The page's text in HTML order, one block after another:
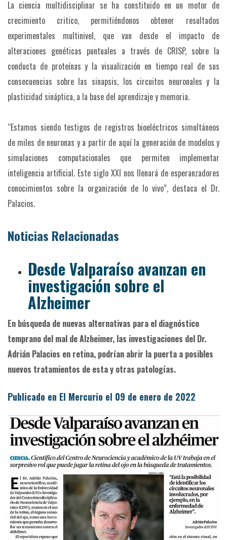
La ciencia multidisciplinar se ha constituido en un motor de
crecimiento critico, permitiéndonos obtener resultados
experimentales multinivel, que van desde el impacto de
alteraciones genéticas puntuales a través de CRISP, sobre la
conducta de proteínas y la visualización en tiempo real de sus
consecuencias sobre las sinapsis, los circuitos neuronales y la
plasticidad sináptica, a la base del aprendizaje y memoria.
“Estamos siendo testigos de registros bioeléctricos simultáneos
de miles de neuronas y a partir de aquí la generación de modelos y
simulaciones computacionales que permiten implementar
inteligencia artificial. Este siglo XXI nos llenará de esperanzadores
conocimientos sobre la organización de lo vivo”, destaca el Dr.
Palacios.
Noticias Relacionadas
Desde Valparaíso avanzan en
investigación sobre el
Alzheimer
En búsqueda de nuevas alternativas para el diagnóstico
temprano del mal de Alzheimer, las investigaciones del Dr.
Adrián Palacios en retina, podrían abrir la puerta a posibles
nuevos tratamientos de esta y otras patologías.
Publicado en El Mercurio el 09 de enero de 2022